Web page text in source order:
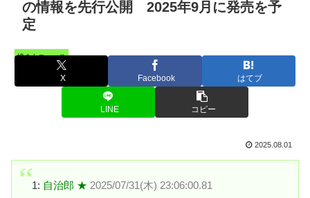
の情報を先行公開 2025年9月に発売を予
定
憤まんニュース
X Facebook はてブ
LINE コピー
2025.08.01
1: 自治郎 ★ 2025/07/31(木) 23:06:00.81